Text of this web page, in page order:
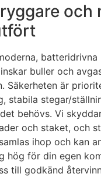
och
batteridrivna
buller och
Säkerheten är
stabila stegar/
behövs. Vi
och staket, och
ihop och kan
hög för din egen
till godkänd